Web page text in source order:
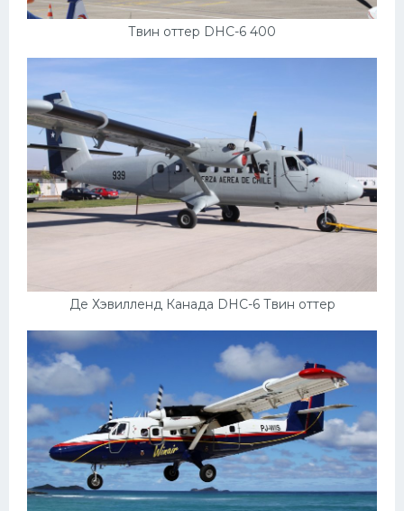
Твин оттер DHC-6 400
Де Хэвилленд Канада DHC-6 Твин оттер